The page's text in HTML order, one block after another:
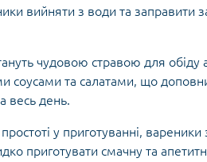
вийняти з води та
чудовою стравою для
соусами та салатами, що
весь день.
у приготуванні,
приготувати смачну та